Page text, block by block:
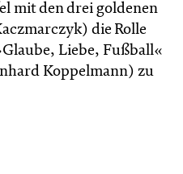
mit den drei goldenen
die Rolle
Liebe, Fußball«
Koppelmann) zu